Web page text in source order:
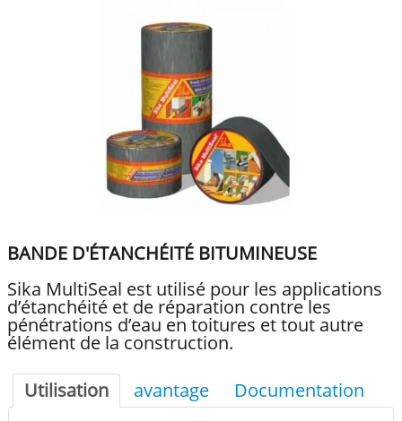
BANDE D'ÉTANCHÉITÉ BITUMINEUSE
Sika MultiSeal est utilisé pour les applications
d’étanchéité et de réparation contre les
pénétrations d’eau en toitures et tout autre
élément de la construction.
Utilisation
avantage Documentation